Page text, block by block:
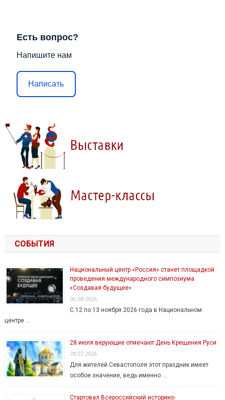
Есть вопрос?
Напишите нам
Написать
СОБЫТИЯ
Национальный центр «Россия» станет площадкой
проведения международного симпозиума
«Создавая будущее»
06.08.2026
С 12 по 13 ноября 2026 года в Национальном
центре …
28 июля верующие отмечают День Крещения Руси
28.07.2026
Для жителей Севастополя этот праздник имеет
особое значение, ведь именно …
Стартовал Всероссийский историко-